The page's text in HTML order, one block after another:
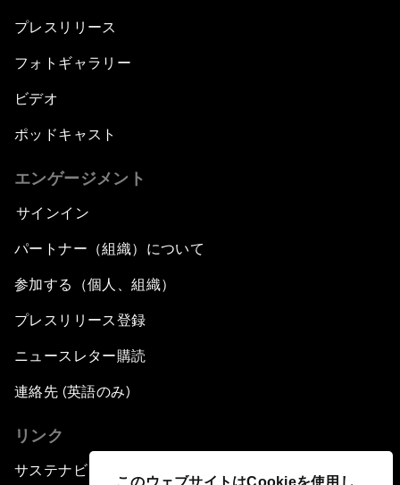
このウェブサイトはCookieを使用し
プレスリリース
フォトギャラリー
ビデオ
ポッドキャスト
エンゲージメント
サインイン
パートナー（組織）について
参加する（個人、組織）
プレスリリース登録
ニュースレター購読
連絡先 (英語のみ)
リンク
サステナビリティへの取り組み